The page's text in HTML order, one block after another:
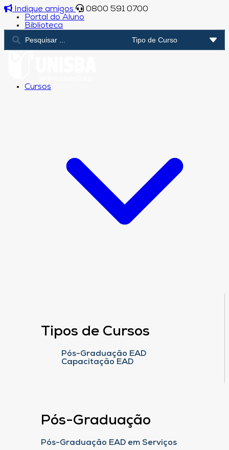
Indique amigos
0800 591 0700
Portal do Aluno
Biblioteca
Cursos
Tipos de Cursos
Pós-Graduação EAD
Capacitação EAD
Pós-Graduação
Pós-Graduação EAD em Serviços